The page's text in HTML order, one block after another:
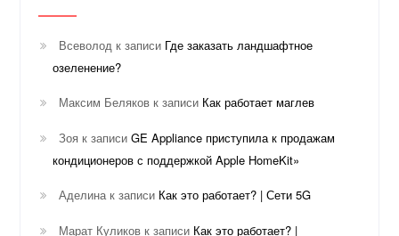
Всеволод к записи Где заказать ландшафтное
озеленение?
Максим Беляков к записи Как работает маглев
Зоя к записиGE Appliance приступила к продажам
кондиционеров с поддержкой Apple HomeKit»
Аделинак записи Как это работает? | Сети 5G
Марат Куликов к записи Как это работает? |